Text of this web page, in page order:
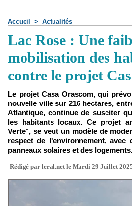
Accueil > Actualités
Lac Rose : Une
mobilisation des
contre le projet
Le projet Casa Orascom, qui
nouvelle ville sur 216 hectares,
Atlantique, continue de susciter
les habitants locaux. Ce projet
Verte", se veut un modèle de
respect de l'environnement, avec
panneaux solaires et des logements.
Rédigé par leral.net le Mardi 29 Juillet